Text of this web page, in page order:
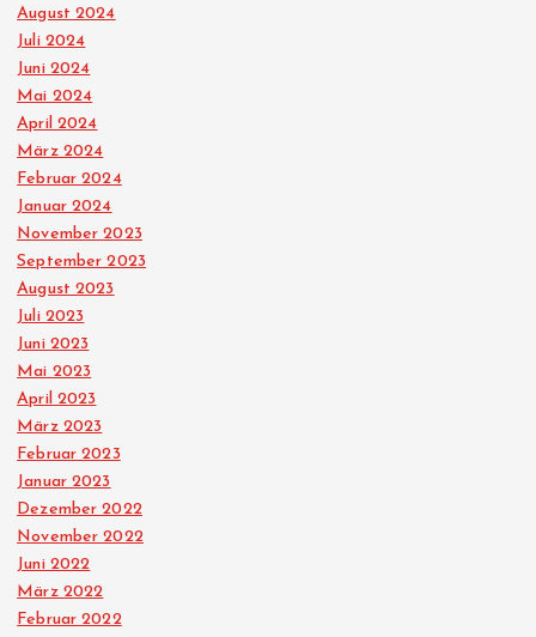
August 2024
Juli 2024
Juni 2024
Mai 2024
April 2024
März 2024
Februar 2024
Januar 2024
November 2023
September 2023
August 2023
Juli 2023
Juni 2023
Mai 2023
April 2023
März 2023
Februar 2023
Januar 2023
Dezember 2022
November 2022
Juni 2022
März 2022
Februar 2022